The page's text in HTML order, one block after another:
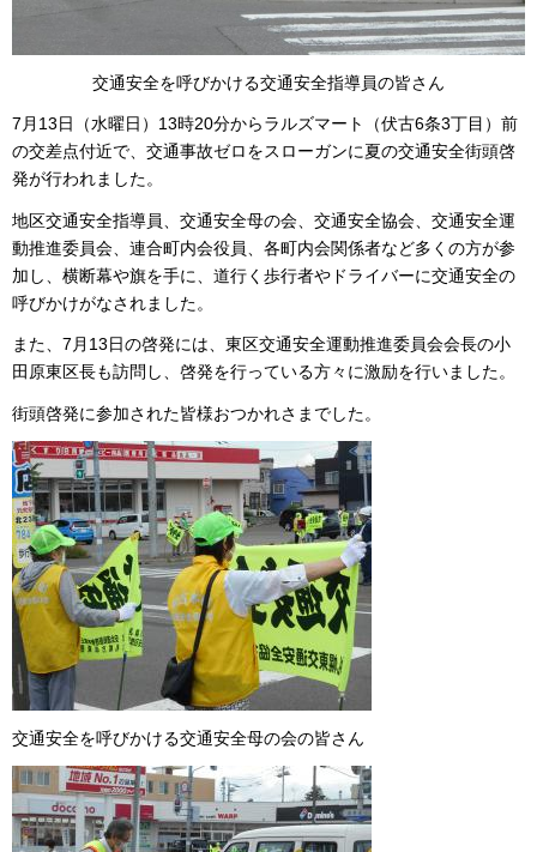
交通安全を呼びかける交通安全指導員の皆さん
7月13日（水曜日）13時20分からラルズマート（伏古6条3丁目）前
の交差点付近で、交通事故ゼロをスローガンに夏の交通安全街頭啓
発が行われました。
地区交通安全指導員、交通安全母の会、交通安全協会、交通安全運
動推進委員会、連合町内会役員、各町内会関係者など多くの方が参
加し、横断幕や旗を手に、道行く歩行者やドライバーに交通安全の
呼びかけがなされました。
また、7月13日の啓発には、東区交通安全運動推進委員会会長の小
田原東区長も訪問し、啓発を行っている方々に激励を行いました。
街頭啓発に参加された皆様おつかれさまでした。
交通安全を呼びかける交通安全母の会の皆さん